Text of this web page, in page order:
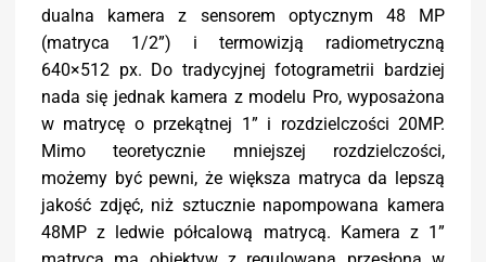
dualna kamera z sensorem optycznym 48 MP
(matryca 1/2”) i termowizją radiometryczną
640×512 px. Do tradycyjnej fotogrametrii bardziej
nada się jednak kamera z modelu Pro, wyposażona
w matrycę o przekątnej 1” i rozdzielczości 20MP.
Mimo teoretycznie mniejszej rozdzielczości,
możemy być pewni, że większa matryca da lepszą
jakość zdjęć, niż sztucznie napompowana kamera
48MP z ledwie półcalową matrycą. Kamera z 1”